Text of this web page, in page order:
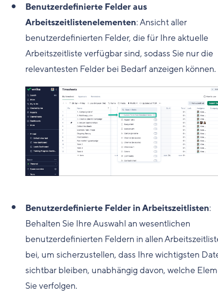
Benutzerdefinierte Felder aus
Arbeitszeitlistenelementen: Ansicht aller
benutzerdefinierten Felder, die für Ihre aktuelle
Arbeitszeitliste verfügbar sind, sodass Sie nur die
relevantesten Felder bei Bedarf anzeigen können.
Benutzerdefinierte Felder in Arbeitszeitlisten:
Behalten Sie Ihre Auswahl an wesentlichen
benutzerdefinierten Feldern in allen
bei, um sicherzustellen, dass Ihre wichtigsten
sichtbar bleiben, unabhängig davon, welche
Sie verfolgen.